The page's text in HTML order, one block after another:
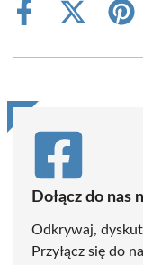
Share
Share
(Twitter)
Dołącz do nas
Odkrywaj,
Przyłącz się do